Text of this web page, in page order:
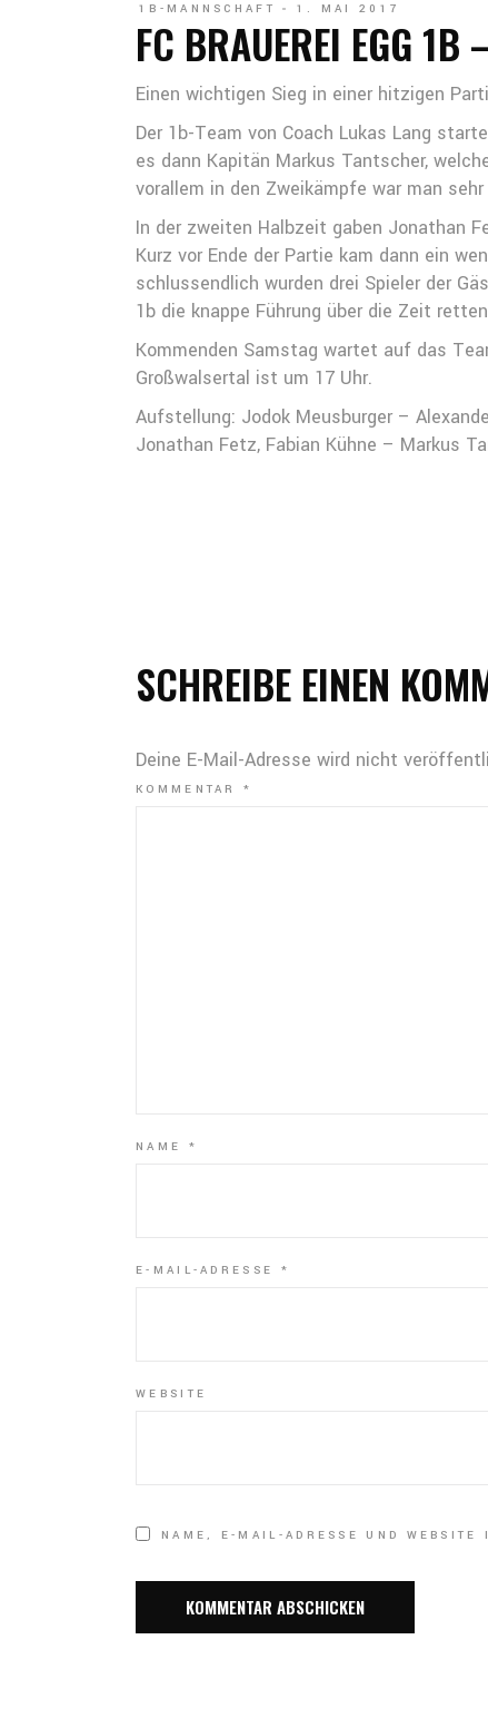
1B-MANNSCHAFT 1. MAI 2017
FC BRAUEREI EGG
Einen wichtigen Sieg in einer hitzigen
Der 1b-Team von Coach Lukas Lang
es dann Kapitän Markus Tantscher,
vorallem in den Zweikämpfe war man
In der zweiten Halbzeit gaben Jonathan
Kurz vor Ende der Partie kam dann ein
schlussendlich wurden drei Spieler der
1b die knappe Führung über die Zeit
Kommenden Samstag wartet auf das
Großwalsertal ist um 17 Uhr.
Aufstellung: Jodok Meusburger –
Jonathan Fetz, Fabian Kühne – Markus
SCHREIBE EINEN
Deine E-Mail-Adresse wird nicht
KOMMENTAR*
NAME *
E-MAIL-ADRESSE *
WEBSITE
NAME, E-MAIL-ADRESSE UND WEBSITE